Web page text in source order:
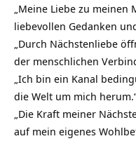
„Meine Liebe zu meinen
liebevollen Gedanken
„Durch Nächstenliebe
der menschlichen
„Ich bin ein Kanal
die Welt um mich
„Die Kraft meiner
auf mein eigenes